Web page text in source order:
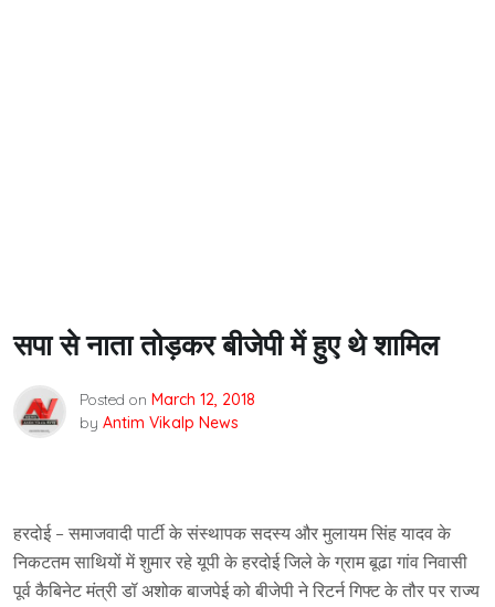
सपा से नाता तोड़कर बीजेपी में हुए थे शामिल
Posted on March 12, 2018
by Antim Vikalp News
हरदोई – समाजवादी पार्टी के संस्थापक सदस्य और मुलायम सिंह यादव के
निकटतम साथियों में शुमार रहे यूपी के हरदोई जिले के ग्राम बूढा गांव निवासी
पूर्व कैबिनेट मंत्री डॉ अशोक बाजपेई को बीजेपी ने रिटर्न गिफ्ट के तौर पर राज्य